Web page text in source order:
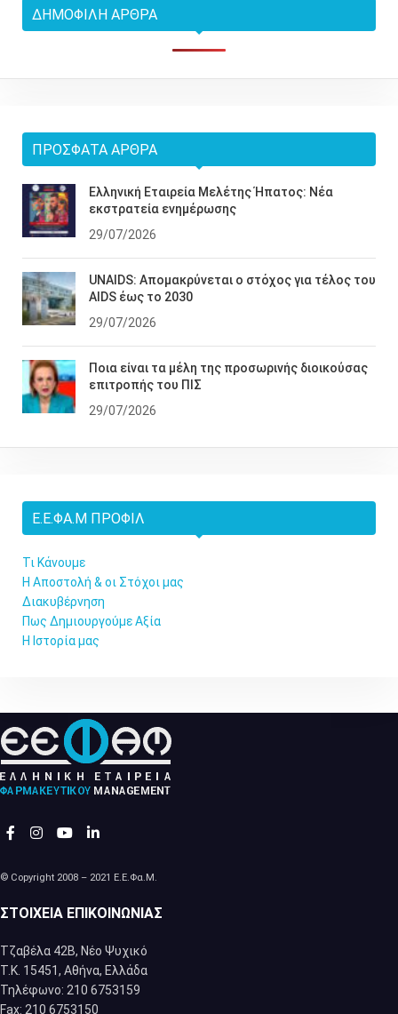
ΔΗΜΟΦΙΛΉ ΆΡΘΡΑ
ΠΡΌΣΦΑΤΑ ΆΡΘΡΑ
Ελληνική Εταιρεία Μελέτης Ήπατος: Νέα
εκστρατεία ενημέρωσης
29/07/2026
UNAIDS: Απομακρύνεται ο στόχος για τέλος του
AIDS έως το 2030
29/07/2026
Ποια είναι τα μέλη της προσωρινής διοικούσας
επιτροπής του ΠΙΣ
29/07/2026
Ε.Ε.ΦΑ.Μ ΠΡΟΦΊΛ
Τι Κάνουμε
Η Αποστολή & οι Στόχοι μας
Διακυβέρνηση
Πως Δημιουργούμε Αξία
Η Ιστορία μας
© Copyright 2008 – 2021 Ε.Ε.Φα.Μ.
ΣΤΟΙΧΕΊΑ ΕΠΙΚΟΙΝΩΝΊΑΣ
Τζαβέλα 42Β, Νέο Ψυχικό
Τ.Κ. 15451, Αθήνα, Eλλάδα
Τηλέφωνο: 210 6753159
Fax: 210 6753150